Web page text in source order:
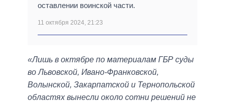
оставлении воинской части.
11 октября 2024, 21:23
«Лишь в октябре по материалам ГБР суды
во Львовской, Ивано-Франковской,
Волынской, Закарпатской и Тернопольской
областях вынесли около сотни решений не